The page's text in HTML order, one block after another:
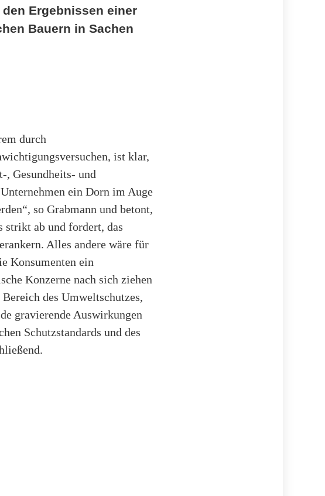
Ergebnissen einer
Bauern in Sachen
durch
ist klar,
, Gesundheits- und
ein Dorn im Auge
so Grabmann und betont,
strikt ab und fordert, das
Alles andere wäre für
Konsumenten ein
Konzerne nach sich ziehen
des Umweltschutzes,
gravierende Auswirkungen
Schutzstandards und des